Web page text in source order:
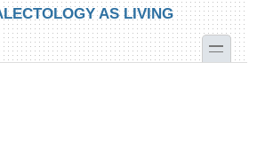
AS LIVING
toggle